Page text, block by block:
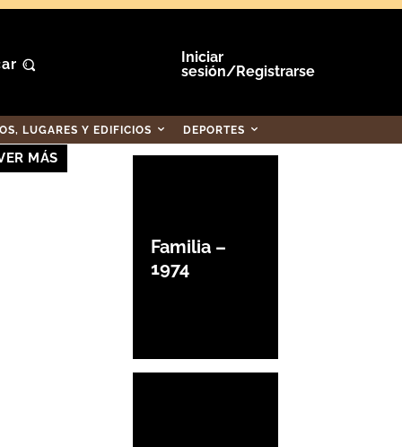
Iniciar
sesión/Registrarse
LUGARES Y EDIFICIOS DEPORTES
MÁS
Familia –
1974